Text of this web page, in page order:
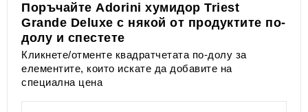
Поръчайте Adorini хумидор Triest
Grande Deluxe с някой от продуктите по-
долу и спестете
Кликнете/отменте квадратчетата по-долу за
елементите, които искате да добавите на
специална цена